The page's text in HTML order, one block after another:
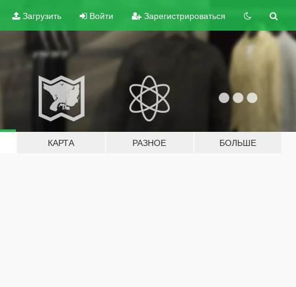
Загрузить Войти Зарегистрироваться
КАРТА РАЗНОЕ БОЛЬШЕ